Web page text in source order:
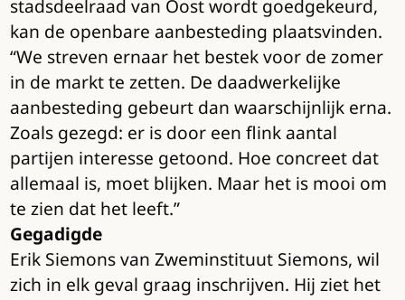
stadsdeelraad van Oost wordt goedgekeurd,
kan de openbare aanbesteding plaatsvinden.
“We streven ernaar het bestek voor de zomer
in de markt te zetten. De daadwerkelijke
aanbesteding gebeurt dan waarschijnlijk erna.
Zoals gezegd: er is door een flink aantal
partijen interesse getoond. Hoe concreet dat
allemaal is, moet blijken. Maar het is mooi om
te zien dat het leeft.”
Gegadigde
Erik Siemons van Zweminstituut Siemons, wil
zich in elk geval graag inschrijven. Hij ziet het